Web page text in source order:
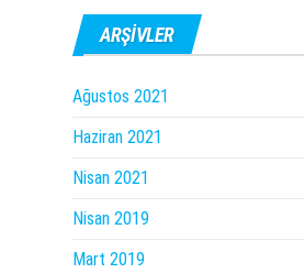
ARŞIVLER
Ağustos 2021
Haziran 2021
Nisan 2021
Nisan 2019
Mart 2019